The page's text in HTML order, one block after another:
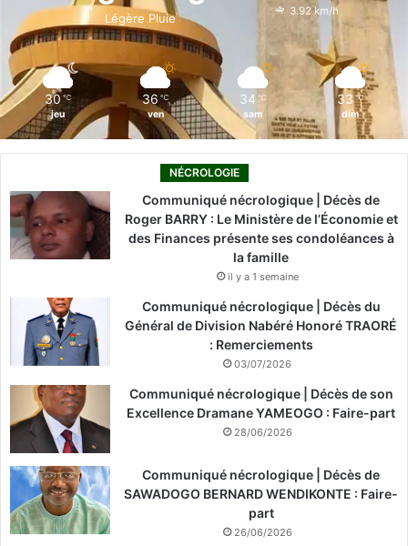
o
k
i
n
r
Légère Pluie
3.92 km/h
30 ℃
jeu
36 ℃
ven
34 ℃
sam
33 ℃
dim
NÉCROLOGIE
Communiqué nécrologique | Décès de
Roger BARRY : Le Ministère de l’Économie et
des Finances présente ses condoléances à
la famille
il y a 1 semaine
Communiqué nécrologique | Décès du
Général de Division Nabéré Honoré TRAORÉ
: Remerciements
03/07/2026
Communiqué nécrologique | Décès de son
Excellence Dramane YAMEOGO : Faire-part
28/06/2026
Communiqué nécrologique | Décès de
SAWADOGO BERNARD WENDIKONTE : Faire-
part
26/06/2026